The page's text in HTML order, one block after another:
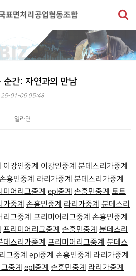
순간: 자연과의 만남
25-01-06 05:48
열라면
이강인중계 이강인중계 분데스리가중계
흥민중계 라리가중계 분데스리가중계
미어리그중계 epl중계 손흥민중계 토트
중계 손흥민중계 라리가중계 분데스리
그중계 프리미어리그중계 손흥민중계
프리미어리그중계 손흥민중계 분데스리
데스리가중계 프리미어리그중계 분데스
그중계 epl중계 손흥민중계
라리가중계
중계 epl중계 손흥민중계
라리가중계